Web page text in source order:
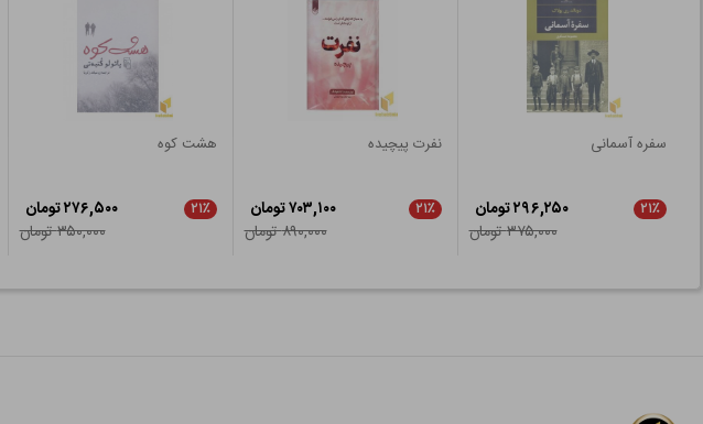
سفره آسمانی
۲۱٪
۲۹۶,۲۵۰ تومان
۳۷۵,۰۰۰ تومان
نفرت پیچیده
۲۱٪
۷۰۳,۱۰۰ تومان
۸۹۰,۰۰۰ تومان
هشت کوه
۲۱٪
۲۷۶,۵۰۰ تومان
۳۵۰,۰۰۰ تومان